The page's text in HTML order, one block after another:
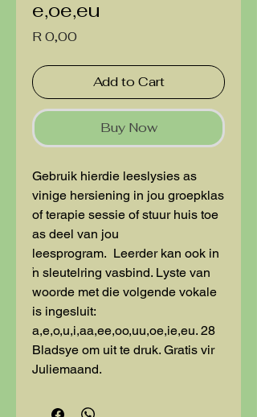
e,oe,eu
R 0,00
Add to Cart
Buy Now
Gebruik hierdie leeslysies as
vinige hersiening in jou groepklas
of terapie sessie of stuur huis toe
as deel van jou
leesprogram. Leerder kan ook in
'n sleutelring vasbind. Lyste van
woorde met die volgende vokale
is ingesluit:
a,e,o,u,i,aa,ee,oo,uu,oe,ie,eu. 28
Bladsye om uit te druk. Gratis vir
Juliemaand.